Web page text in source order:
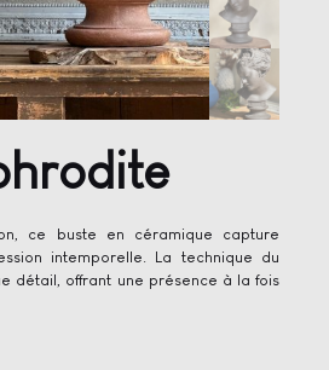
ce buste en céramique capture
intemporelle. La technique du
détail, offrant une présence à la fois